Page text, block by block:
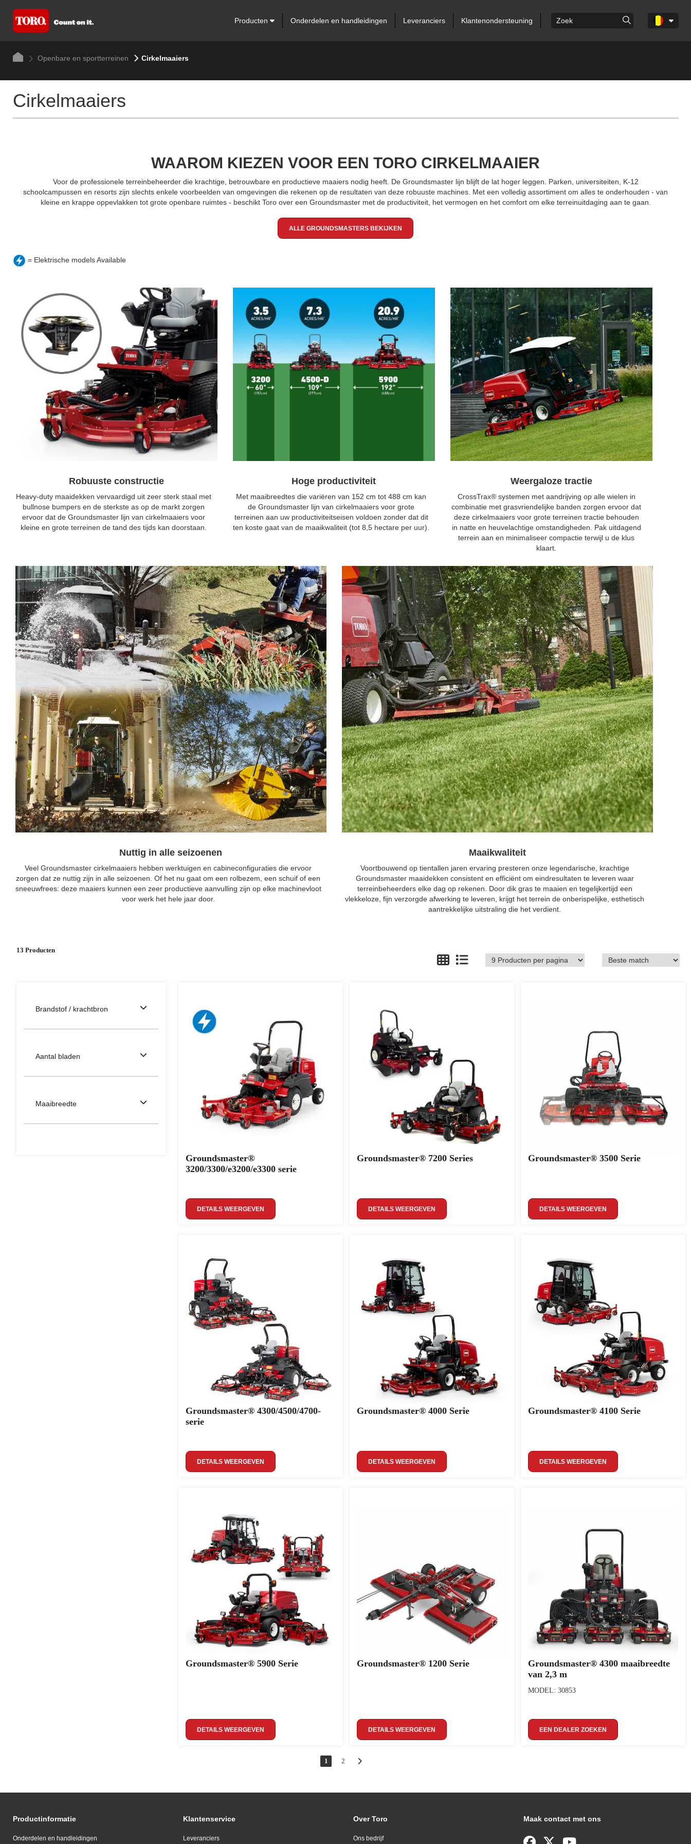
Producten Onderdelen en handleidingen Leveranciers Klantenondersteuning
Openbare en sportterreinen Cirkelmaaiers
Cirkelmaaiers
WAAROM KIEZEN VOOR EEN TORO CIRKELMAAIER
Voor de professionele terreinbeheerder die krachtige, betrouwbare en productieve maaiers nodig heeft. De Groundsmaster lijn blijft de lat hoger leggen. Parken, universiteiten, K-12
schoolcampussen en resorts zijn slechts enkele voorbeelden van omgevingen die rekenen op de resultaten van deze robuuste machines. Met een volledig assortiment om alles te onderhouden - van
kleine en krappe oppevlakken tot grote openbare ruimtes - beschikt Toro over een Groundsmaster met de productiviteit, het vermogen en het comfort om elke terreinuitdaging aan te gaan.
ALLE GROUNDSMASTERS BEKIJKEN
= Elektrische models Available
Robuuste constructie
Heavy-duty maaidekken vervaardigd uit zeer sterk staal met
bullnose bumpers en de sterkste as op de markt zorgen
ervoor dat de Groundsmaster lijn van cirkelmaaiers voor
kleine en grote terreinen de tand des tijds kan doorstaan.
Hoge productiviteit
Met maaibreedtes die variëren van 152 cm tot 488 cm kan
de Groundsmaster lijn van cirkelmaaiers voor grote
terreinen aan uw productiviteitseisen voldoen zonder dat dit
ten koste gaat van de maaikwaliteit (tot 8,5 hectare per uur).
Weergaloze tractie
CrossTrax® systemen met aandrijving op alle wielen in
combinatie met grasvriendelijke banden zorgen ervoor dat
deze cirkelmaaiers voor grote terreinen tractie behouden
in natte en heuvelachtige omstandigheden. Pak uitdagend
terrein aan en minimaliseer compactie terwijl u de klus
klaart.
Nuttig in alle seizoenen
Veel Groundsmaster cirkelmaaiers hebben werktuigen en cabineconfiguraties die ervoor
zorgen dat ze nuttig zijn in alle seizoenen. Of het nu gaat om een rolbezem, een schuif of een
sneeuwfrees: deze maaiers kunnen een zeer productieve aanvulling zijn op elke machinevloot
voor werk het hele jaar door.
Maaikwaliteit
Voortbouwend op tientallen jaren ervaring presteren onze legendarische, krachtige
Groundsmaster maaidekken consistent en efficiënt om eindresultaten te leveren waar
terreinbeheerders elke dag op rekenen. Door dik gras te maaien en tegelijkertijd een
vlekkeloze, fijn verzorgde afwerking te leveren, krijgt het terrein de onberispelijke, esthetisch
aantrekkelijke uitstraling die het verdient.
13 Producten
Brandstof / krachtbron
Aantal bladen
Maaibreedte
Groundsmaster®
3200/3300/e3200/e3300 serie
DETAILS WEERGEVEN
Groundsmaster® 7200 Series
DETAILS WEERGEVEN
Groundsmaster® 3500 Serie
DETAILS WEERGEVEN
Groundsmaster® 4300/4500/4700-
serie
DETAILS WEERGEVEN
Groundsmaster® 4000 Serie
DETAILS WEERGEVEN
Groundsmaster® 4100 Serie
DETAILS WEERGEVEN
Groundsmaster® 5900 Serie
DETAILS WEERGEVEN
Groundsmaster® 1200 Serie
DETAILS WEERGEVEN
Groundsmaster® 4300 maaibreedte
van 2,3 m
MODEL: 30853
EEN DEALER ZOEKEN
1 2
Productinformatie
Onderdelen en handleidingen
Klantenservice
Leveranciers
Over Toro
Ons bedrijf
Maak contact met ons